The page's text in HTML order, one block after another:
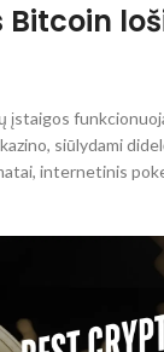
įstaigos
siūlydami
internetinis